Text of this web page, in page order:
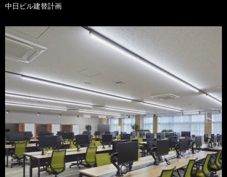
中日ビル建替計画